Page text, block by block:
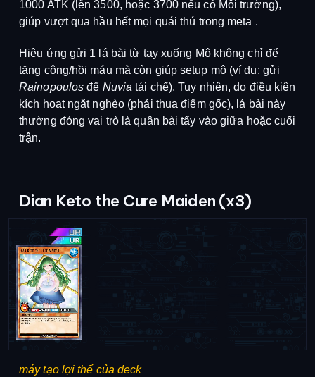
1000 ATK (lên 3500, hoặc 3700 nếu có Môi trường),
giúp vượt qua hầu hết mọi quái thú trong meta .
Hiệu ứng gửi 1 lá bài từ tay xuống Mộ không chỉ để
tăng công/hồi máu mà còn giúp setup mộ (ví dụ: gửi
Rainopoulos để Nuvia tái chế).Tuy nhiên, do điều kiện
kích hoạt ngặt nghèo (phải thua điểm gốc), lá bài này
thường đóng vai trò là quân bài tẩy vào giữa hoặc cuối
trận.
Dian Keto the Cure Maiden (x3)
máy tạo lợi thế của deck